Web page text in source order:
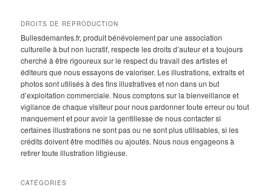
DROITS DE REPRODUCTION
Bullesdemantes.fr, produit bénévolement par une association
culturelle à but non lucratif, respecte les droits d’auteur et a toujours
cherché à être rigoureux sur le respect du travail des artistes et
éditeurs que nous essayons de valoriser. Les illustrations, extraits et
photos sont utilisés à des fins illustratives et non dans un but
d’exploitation commerciale. Nous comptons sur la bienveillance et
vigilance de chaque visiteur pour nous pardonner toute erreur ou tout
manquement et pour avoir la gentillesse de nous contacter si
certaines illustrations ne sont pas ou ne sont plus utilisables, si les
crédits doivent être modifiés ou ajoutés. Nous nous engageons à
retirer toute illustration litigieuse.
CATÉGORIES